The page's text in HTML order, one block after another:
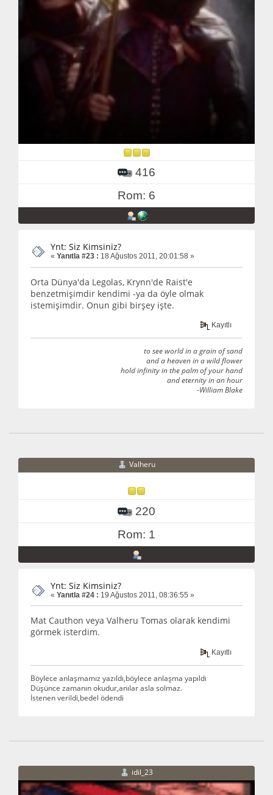
416
Rom: 6
Ynt: Siz Kimsiniz?
« Yanıtla #23 : 18 Ağustos 2011, 20:01:58 »
Orta Dünya'da Legolas, Krynn'de Raist'e
benzetmişimdir kendimi -ya da öyle olmak
istemişimdir. Onun gibi birşey işte.
Kayıtlı
to see world in a grain of sand
and a heaven in a wild flower
hold infinity in the palm of your hand
and eternity in an hour
-William Blake
Valheru
220
Rom: 1
Ynt: Siz Kimsiniz?
« Yanıtla #24 : 19 Ağustos 2011, 08:36:55 »
Mat Cauthon veya Valheru Tomas olarak kendimi
görmek isterdim.
Kayıtlı
Böylece anlaşmamız yazıldı,böylece anlaşma yapıldı
Düşünce zamanın okudur,anılar asla solmaz.
İstenen verildi,bedel ödendi
idil_23